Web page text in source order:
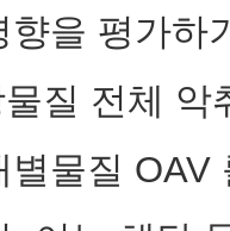
을 평가
질 전체
물질